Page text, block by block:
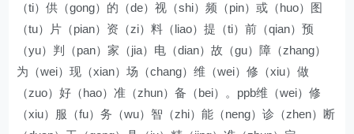
（ti）供（gong）的（de）视（shi）频（pin）或（huo）图
（tu）片（pian）资（zi）料（liao）提（ti）前（qian）预
（yu）判（pan）家（jia）电（dian）故（gu）障（zhang）
为（wei）现（xian）场（chang）维（wei）修（xiu）做
（zuo）好（hao）准（zhun）备（bei）。ppb维（wei）修
（xiu）服（fu）务（wu）智（zhi）能（neng）诊（zhen）断